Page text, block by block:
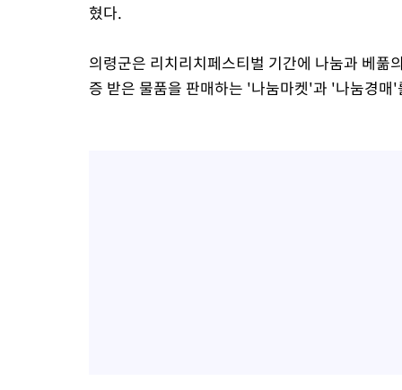
혔다.
의령군은 리치리치페스티벌 기간에 나눔과 베
증 받은 물품을 판매하는 '나눔마켓'과 '나눔경매